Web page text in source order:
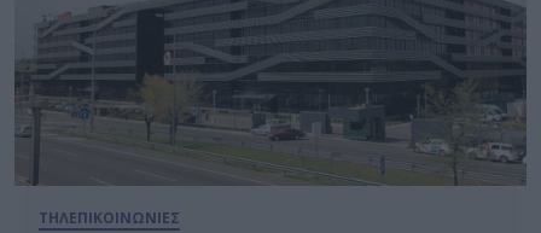
ΤΗΛΕΠΙΚΟΙΝΩΝΙΕΣ